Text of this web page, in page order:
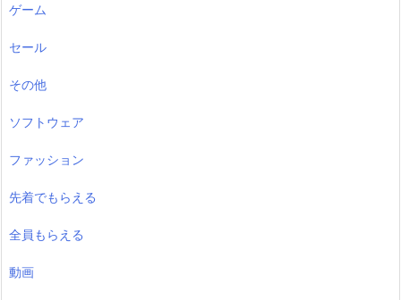
ゲーム
セール
その他
ソフトウェア
ファッション
先着でもらえる
全員もらえる
動画